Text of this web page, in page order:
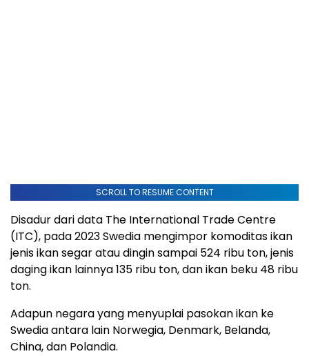
SCROLL TO RESUME CONTENT
Disadur dari data The International Trade Centre
(ITC), pada 2023 Swedia mengimpor komoditas ikan
jenis ikan segar atau dingin sampai 524 ribu ton, jenis
daging ikan lainnya 135 ribu ton, dan ikan beku 48 ribu
ton.
Adapun negara yang menyuplai pasokan ikan ke
Swedia antara lain Norwegia, Denmark, Belanda,
China, dan Polandia.